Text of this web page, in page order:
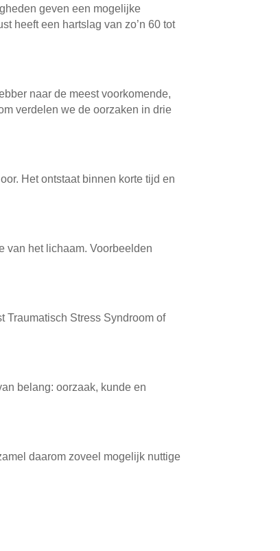
geven een mogelijke
heeft een hartslag van zo’n 60 tot
naar de meest voorkomende,
verdelen we de oorzaken in drie
Het ontstaat binnen korte tijd en
van het lichaam. Voorbeelden
Traumatisch Stress Syndroom of
belang: oorzaak, kunde en
daarom zoveel mogelijk nuttige